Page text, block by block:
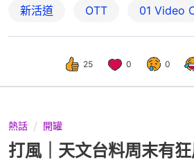
新活道 OTT 01‌ ‌Video‌
25 0 0
熱話 開罐
打風｜天文台料周末有